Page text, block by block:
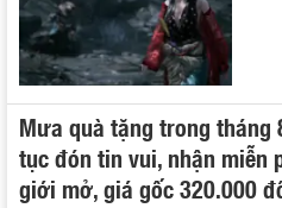
Mưa quà tặng trong tháng
tục đón tin vui, nhận miễn
giới mở, giá gốc 320.000